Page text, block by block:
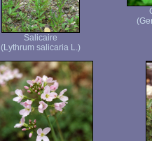
Salicaire
(Lythrum salicaria L.)